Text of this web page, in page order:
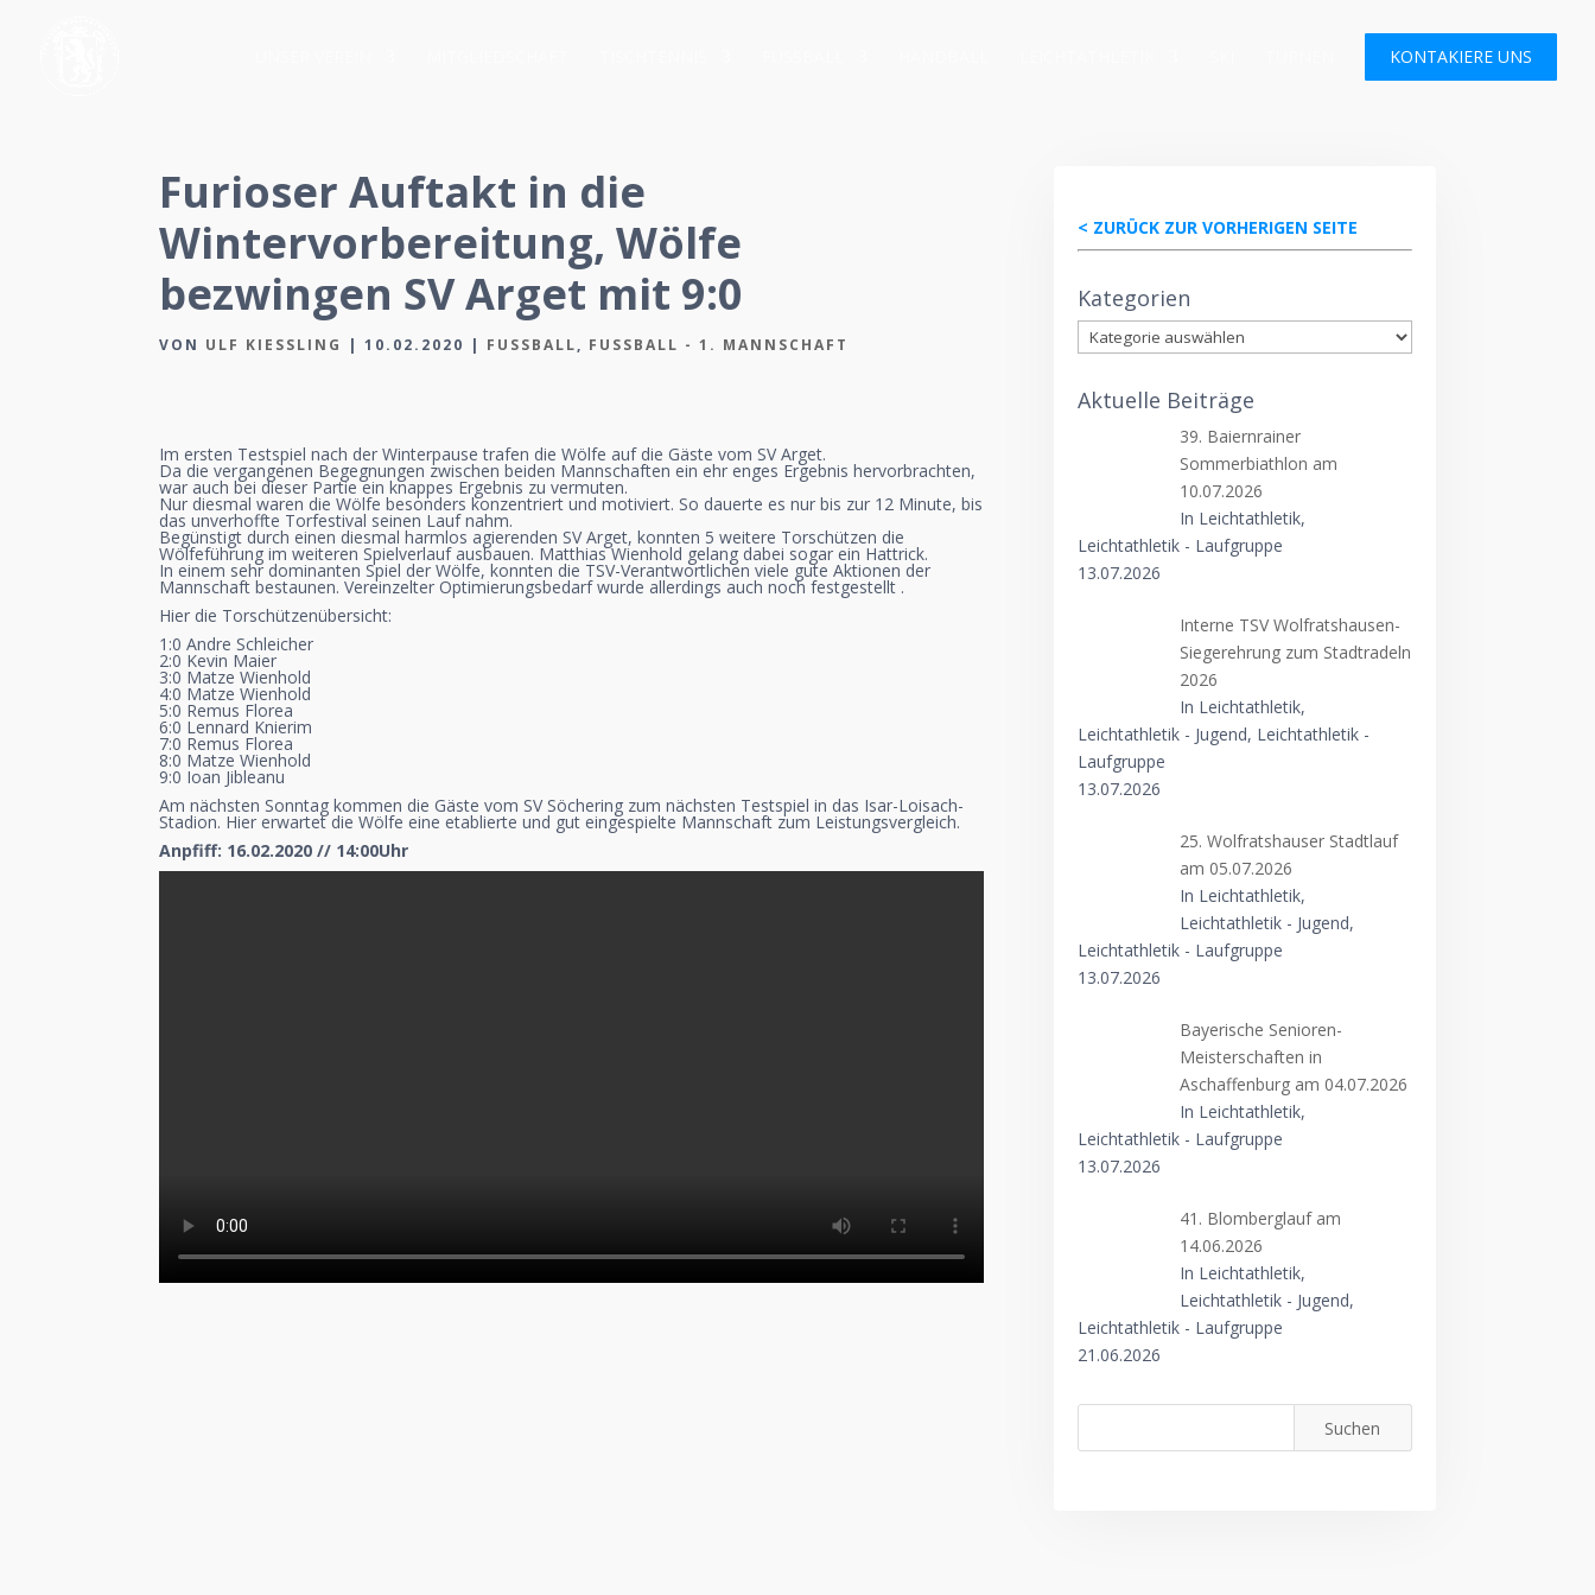
KONTAKIERE UNS
Furioser Auftakt in die
Wintervorbereitung, Wölfe
bezwingen SV Arget mit 9:0
VON ULF KIESSLING |10.02.2020 | FUSSBALL, FUSSBALL - 1. MANNSCHAFT
Im ersten Testspiel nach der Winterpause trafen die Wölfe auf die Gäste vom SV Arget.
Da die vergangenen Begegnungen zwischen beiden Mannschaften ein ehr enges Ergebnis hervorbrachten,
war auch bei dieser Partie ein knappes Ergebnis zu vermuten.
Nur diesmal waren die Wölfe besonders konzentriert und motiviert. So dauerte es nur bis zur 12 Minute, bis
das unverhoffte Torfestival seinen Lauf nahm.
Begünstigt durch einen diesmal harmlos agierenden SV Arget, konnten 5 weitere Torschützen die
Wölfeführung im weiteren Spielverlauf ausbauen. Matthias Wienhold gelang dabei sogar ein Hattrick.
In einem sehr dominanten Spiel der Wölfe, konnten die TSV-Verantwortlichen viele gute Aktionen der
Mannschaft bestaunen. Vereinzelter Optimierungsbedarf wurde allerdings auch noch festgestellt .
Hier die Torschützenübersicht:
1:0 Andre Schleicher
2:0 Kevin Maier
3:0 Matze Wienhold
4:0 Matze Wienhold
5:0 Remus Florea
6:0 Lennard Knierim
7:0 Remus Florea
8:0 Matze Wienhold
9:0 Ioan Jibleanu
Am nächsten Sonntag kommen die Gäste vom SV Söchering zum nächsten Testspiel in das Isar-Loisach-
Stadion. Hier erwartet die Wölfe eine etablierte und gut eingespielte Mannschaft zum Leistungsvergleich.
Anpfiff: 16.02.2020 // 14:00Uhr
< ZURÜCK ZUR VORHERIGEN SEITE
Kategorien
Kategorien
Aktuelle Beiträge
39. Baiernrainer
Sommerbiathlon am
10.07.2026
In Leichtathletik,
Leichtathletik - Laufgruppe
13.07.2026
Interne TSV Wolfratshausen-
Siegerehrung zum Stadtradeln
2026
In Leichtathletik,
Leichtathletik - Jugend, Leichtathletik -
Laufgruppe
13.07.2026
25. Wolfratshauser Stadtlauf
am 05.07.2026
In Leichtathletik,
Leichtathletik - Jugend,
Leichtathletik - Laufgruppe
13.07.2026
Bayerische Senioren-
Meisterschaften in
Aschaffenburg am 04.07.2026
In Leichtathletik,
Leichtathletik - Laufgruppe
13.07.2026
41. Blomberglauf am
14.06.2026
In Leichtathletik,
Leichtathletik - Jugend,
Leichtathletik - Laufgruppe
21.06.2026